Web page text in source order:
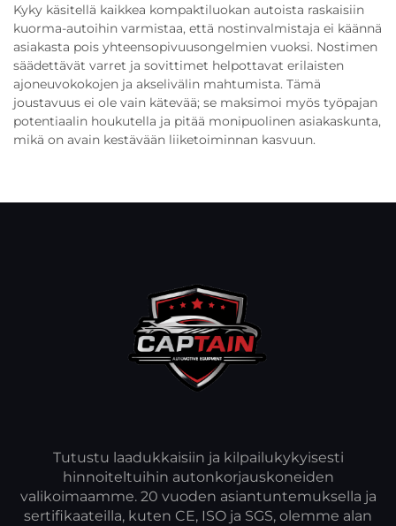
Kyky käsitellä kaikkea kompaktiluokan autoista raskaisiin
kuorma-autoihin varmistaa, että nostinvalmistaja ei käännä
asiakasta pois yhteensopivuusongelmien vuoksi. Nostimen
säädettävät varret ja sovittimet helpottavat erilaisten
ajoneuvokokojen ja akselivälin mahtumista. Tämä
joustavuus ei ole vain kätevää; se maksimoi myös työpajan
potentiaalin houkutella ja pitää monipuolinen asiakaskunta,
mikä on avain kestävään liiketoiminnan kasvuun.
Tutustu laadukkaisiin ja kilpailukykyisesti
hinnoiteltuihin autonkorjauskoneiden
valikoimaamme. 20 vuoden asiantuntemuksella ja
sertifikaateilla, kuten CE, ISO ja SGS, olemme alan